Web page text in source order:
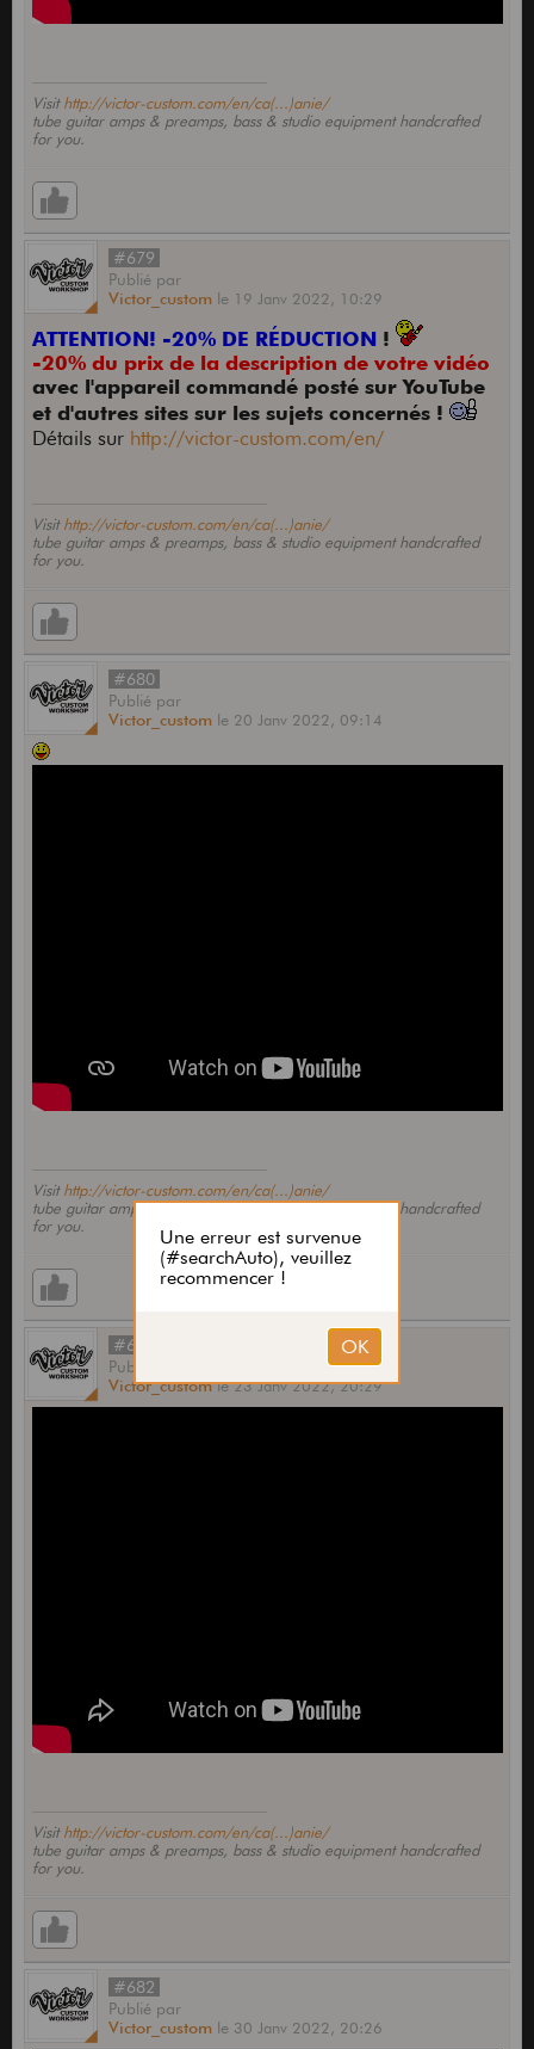
Visithttp://victor-custom.com/en/ca(...)anie/
tube guitar amps & preamps, bass & studio equipment handcrafted
for you.
#679
Publié par
Victor_custom le 19 Janv 2022, 10:29
ATTENTION! -20% DE RÉDUCTION !
-20% du prix de la description de votre vidéo
avec l'appareil commandé posté sur YouTube
et d'autres sites sur les sujets concernés !
Détails sur http://victor-custom.com/en/
Visithttp://victor-custom.com/en/ca(...)anie/
tube guitar amps & preamps, bass & studio equipment handcrafted
for you.
#680
Publié par
Victor_custom le 20 Janv 2022, 09:14
Visithttp://victor-custom.com/en/ca(...)anie/
tube guitar amps & preamps, bass & studio equipment handcrafted
for you.
#681
Publié
Victor_custom le23 Janv 2022,20:29
Visithttp://victor-custom.com/en/ca(...)anie/
tube guitar amps & preamps, bass & studio equipment handcrafted
for you.
#682
Publié par
Victor_custom le 30 Janv 2022, 20:26